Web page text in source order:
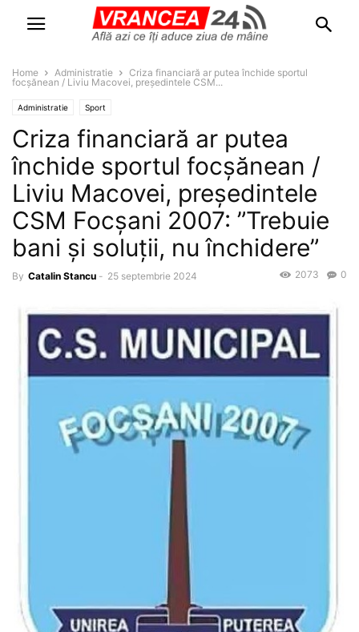
Home Administratie
Criza financiară ar putea închide sportul
focșănean / Liviu Macovei, președintele CSM...
Administratie Sport
Criza financiară ar putea
închide sportul focșănean /
Liviu Macovei, președintele
CSM Focșani 2007: ”Trebuie
bani și soluții, nu închidere”
By Catalin Stancu - 25 septembrie 2024 0
2073